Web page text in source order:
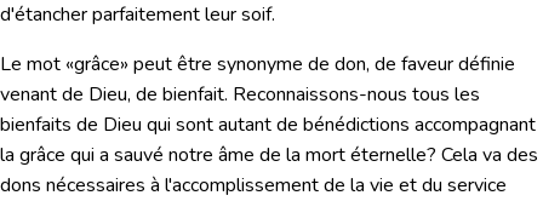
d'étancher parfaitement leur soif.
Le mot «grâce» peut être synonyme de don, de faveur définie
venant de Dieu, de bienfait. Reconnaissons-nous tous les
bienfaits de Dieu qui sont autant de bénédictions accompagnant
la grâce qui a sauvé notre âme de la mort éternelle? Cela va des
dons nécessaires à l'accomplissement de la vie et du service